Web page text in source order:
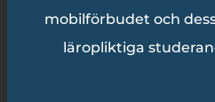
mobilförbudet och
läropliktiga